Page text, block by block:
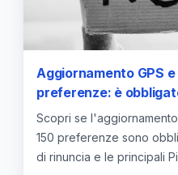
Aggiornamento GPS
preferenze: è
caso di rinuncia?
approfondimento e
Scopri se
150 preferenze sono
di rinuncia e le principali